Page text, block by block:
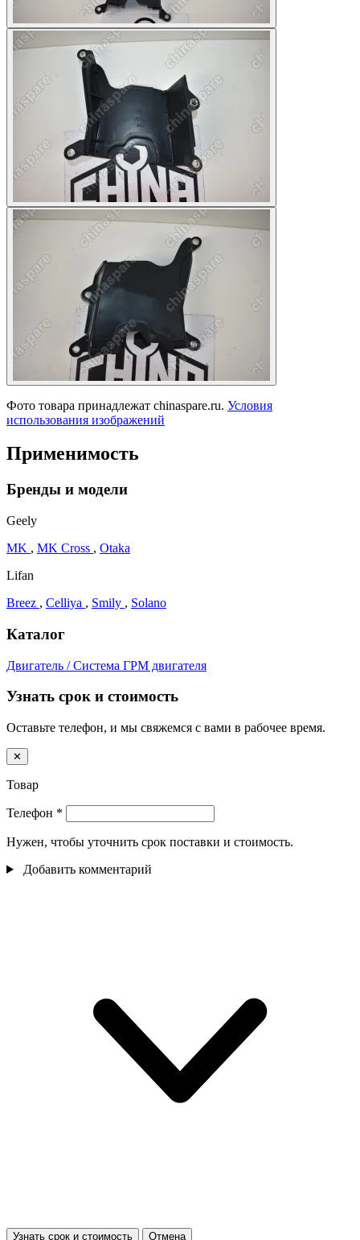
Фото товара принадлежат chinaspare.ru. Условия
использования изображений
Применимость
Бренды и модели
Geely
MK , MK Cross , Otaka
Lifan
Breez , Celliya , Smily , Solano
Каталог
Двигатель / Система ГРМ двигателя
Узнать срок и стоимость
Оставьте телефон, и мы свяжемся с вами в рабочее время.
✕
Товар
Телефон *
Нужен, чтобы уточнить срок поставки и стоимость.
Добавить комментарий
Узнать срок и стоимость Отмена